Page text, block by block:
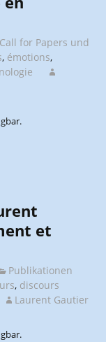
Call for Papers und
, émotions,
et
Publikationen
, discours
Laurent Gautier